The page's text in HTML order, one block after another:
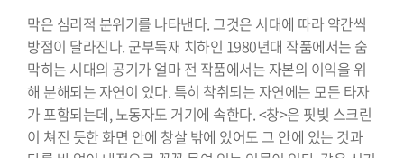
막은 심리적 분위기를 나타낸다. 그것은 시대에 따라 약간씩
방점이 달라진다. 군부독재 치하인 1980년대 작품에서는 숨
막히는 시대의 공기가 얼마 전 작품에서는 자본의 이익을 위
해 분해되는 자연이 있다. 특히 착취되는 자연에는 모든 타자
가 포함되는데, 노동자도 거기에 속한다. <창>은 핏빛 스크린
이 쳐진 듯한 화면 안에 창살 밖에 있어도 그 안에 있는 것과